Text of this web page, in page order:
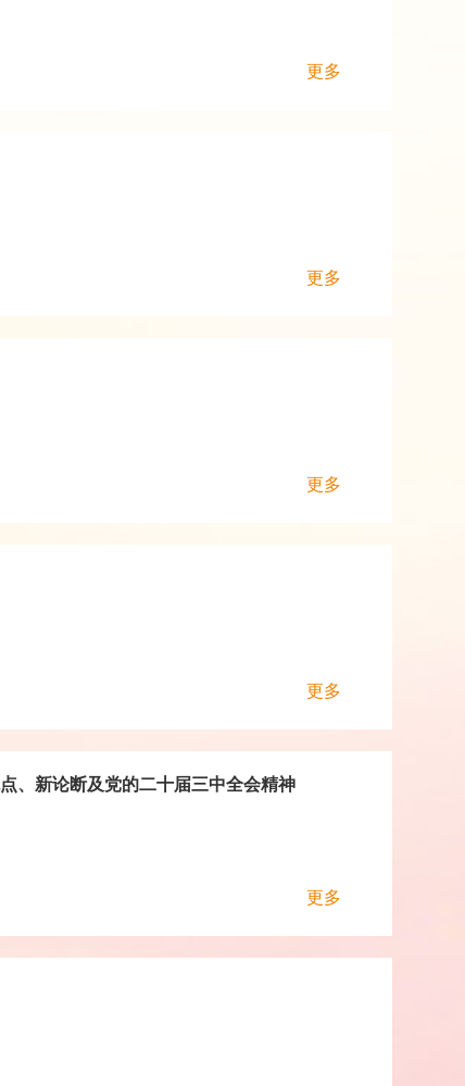
更多
更多
更多
更多
、新论断及党的二十届三中全会精神
更多